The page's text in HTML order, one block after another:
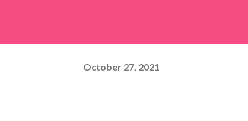
October 27, 2021